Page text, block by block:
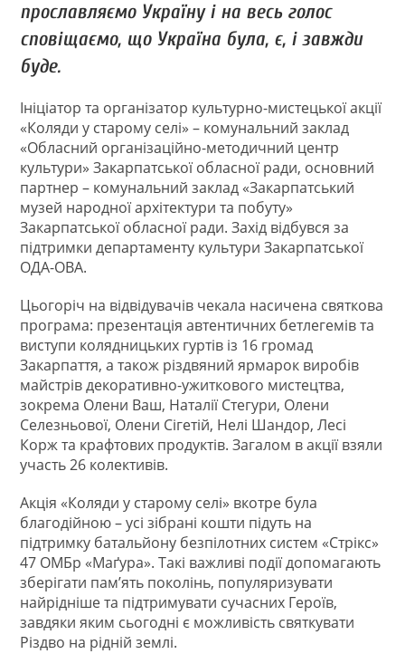
прославляємо Україну і на весь голос
сповіщаємо, що Україна була, є, і завжди
буде.
Ініціатор та організатор культурно-мистецької акції
«Коляди у старому селі» – комунальний заклад
«Обласний організаційно-методичний центр
культури» Закарпатської обласної ради, основний
партнер – комунальний заклад «Закарпатський
музей народної архітектури та побуту»
Закарпатської обласної ради. Захід відбувся за
підтримки департаменту культури Закарпатської
ОДА-ОВА.
Цьогоріч на відвідувачів чекала насичена святкова
програма: презентація автентичних бетлегемів та
виступи колядницьких гуртів із 16 громад
Закарпаття, а також різдвяний ярмарок виробів
майстрів декоративно-ужиткового мистецтва,
зокрема Олени Ваш, Наталії Стегури, Олени
Селезньової, Олени Сігетій, Нелі Шандор, Лесі
Корж та крафтових продуктів. Загалом в акції взяли
участь 26 колективів.
Акція «Коляди у старому селі» вкотре була
благодійною – усі зібрані кошти підуть на
підтримку батальйону безпілотних систем «Стрікс»
47 ОМБр «Маґура». Такі важливі події допомагають
зберігати пам’ять поколінь, популяризувати
найрідніше та підтримувати сучасних Героїв,
завдяки яким сьогодні є можливість святкувати
Різдво на рідній землі.